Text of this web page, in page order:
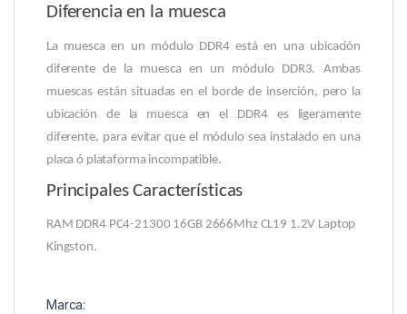
Diferencia en la muesca
La muesca en un módulo DDR4 está en una ubicación
diferente de la muesca en un módulo DDR3. Ambas
muescas están situadas en el borde de inserción, pero la
ubicación de la muesca en el DDR4 es ligeramente
diferente, para evitar que el módulo sea instalado en una
placa ó plataforma incompatible.
Principales Características
RAM DDR4 PC4-21300 16GB 2666Mhz CL19 1.2V Laptop
Kingston.
Marca: